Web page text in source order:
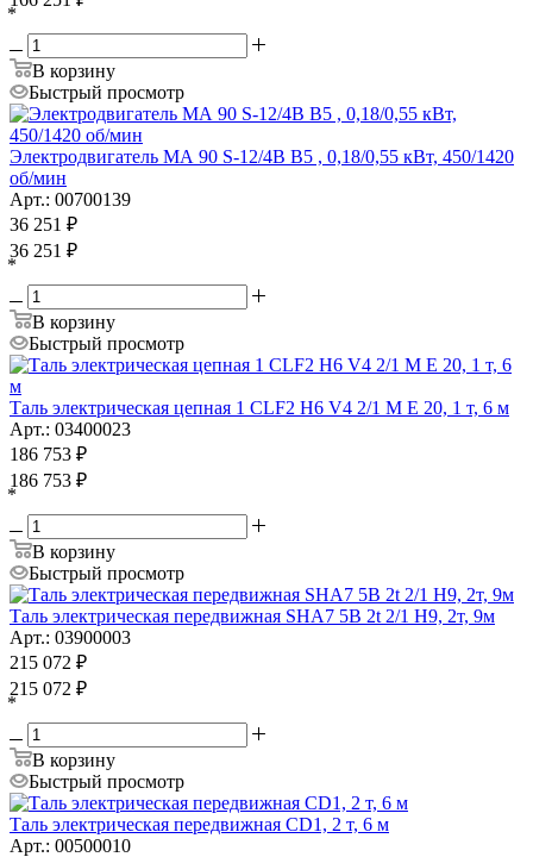
*
В корзину
Быстрый просмотр
Электродвигатель МА 90 S-12/4B B5 , 0,18/0,55 кВт, 450/1420
об/мин
Арт.: 00700139
36 251 ₽
36 251 ₽
*
В корзину
Быстрый просмотр
Таль электрическая цепная 1 CLF2 H6 V4 2/1 M E 20, 1 т, 6 м
Арт.: 03400023
186 753 ₽
186 753 ₽
*
В корзину
Быстрый просмотр
Таль электрическая передвижная SHA7 5B 2t 2/1 H9, 2т, 9м
Арт.: 03900003
215 072 ₽
215 072 ₽
*
В корзину
Быстрый просмотр
Таль электрическая передвижная CD1, 2 т, 6 м
Арт.: 00500010